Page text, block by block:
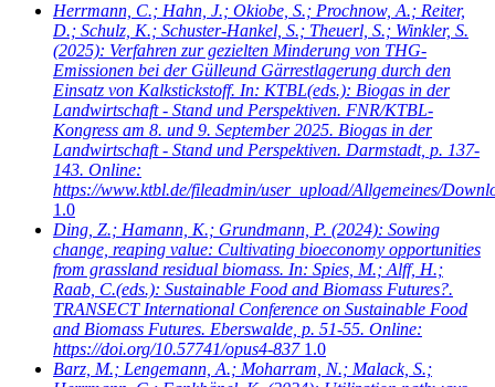
Herrmann, C.; Hahn, J.; Okiobe, S.; Prochnow, A.; Reiter,
D.; Schulz, K.; Schuster-Hankel, S.; Theuerl, S.; Winkler, S.
(2025): Verfahren zur gezielten Minderung von THG-
Emissionen bei der Gülleund Gärrestlagerung durch den
Einsatz von Kalkstickstoff. In: KTBL(eds.): Biogas in der
Landwirtschaft - Stand und Perspektiven. FNR/KTBL-
Kongress am 8. und 9. September 2025. Biogas in der
Landwirtschaft - Stand und Perspektiven. Darmstadt, p. 137-
143. Online:
https://www.ktbl.de/fileadmin/user_upload/Allgemeines/
1.0
Ding, Z.; Hamann, K.; Grundmann, P. (2024): Sowing
change, reaping value: Cultivating bioeconomy opportunities
from grassland residual biomass. In: Spies, M.; Alff, H.;
Raab, C.(eds.): Sustainable Food and Biomass Futures?.
TRANSECT International Conference on Sustainable Food
and Biomass Futures. Eberswalde, p. 51-55. Online:
https://doi.org/10.57741/opus4-837 1.0
Barz, M.; Lengemann, A.; Moharram, N.; Malack, S.;